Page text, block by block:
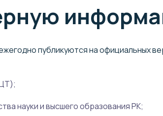
публикуются на официальных
науки и высшего образования РК;